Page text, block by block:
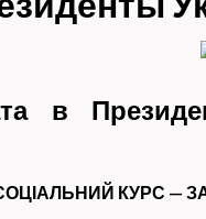
в
КУРС —